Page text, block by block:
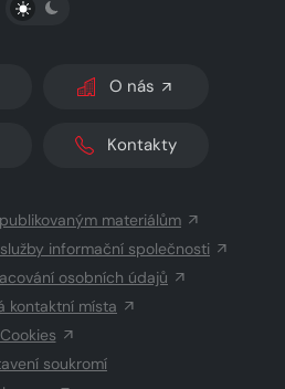
O nás
Kontakty
materiálům
informační společnosti
osobních údajů
kontaktní místa
Cookies
soukromí